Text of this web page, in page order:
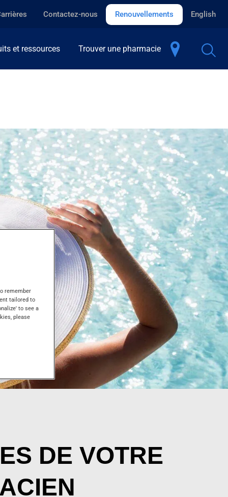
Contactez-nous Renouvellements English
et ressources Trouver une pharmacie
DE VOTRE
remember
tailored to
to see a
please